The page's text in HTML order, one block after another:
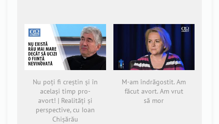
Nu poți fi creștin și în
același timp pro-
avort! | Realități și
perspective, cu Ioan
Chișărău
M-am îndrăgostit. Am
făcut avort. Am vrut
să mor